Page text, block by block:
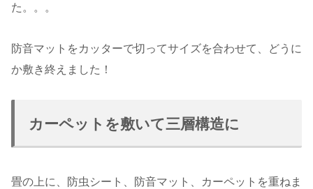
た。。。
防音マットをカッターで切ってサイズを合わせて、どうに
か敷き終えました！
カーペットを敷いて三層構造に
畳の上に、防虫シート、防音マット、カーペットを重ねま